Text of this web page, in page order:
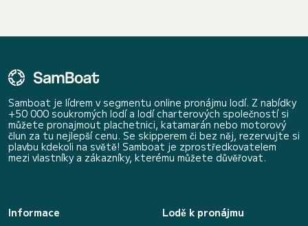
Samboat je lídrem v segmentu online pronájmu lodí. Z nabídky
+50 000 soukromých lodí a lodí charterových společností si
můžete pronajmout plachetnici, katamarán nebo motorový
člun za tu nejlepší cenu. Se skipperem či bez něj, rezervujte si
plavbu kdekoli na světě! Samboat je zprostředkovatelem
mezi vlastníky a zákazníky, kterému můžete důvěřovat.
Informace
Lodě k pronájmu